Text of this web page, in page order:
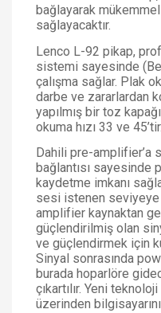
bağlayarak
sağlayacaktır.
Lenco L-92 pikap,
sistemi sayesinde
çalışma sağlar. Plak
darbe ve zararlardan
yapılmış bir toz
okuma hızı 33 ve 45’tir.
Dahili pre-amplifier’a
bağlantısı sayesinde
kaydetme imkanı
sesi istenen seviyeye
amplifier kaynaktan
güçlendirilmiş olan
ve güçlendirmek için
Sinyal sonrasında
burada hoparlöre
çıkartılır. Yeni
üzerinden